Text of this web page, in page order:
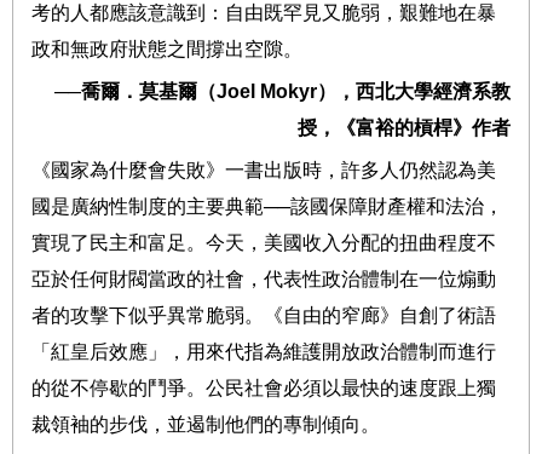
考的人都應該意識到：自由既罕見又脆弱，艱難地在暴
政和無政府狀態之間撐出空隙。
──喬爾．莫基爾（Joel Mokyr），西北大學經濟系教
授，《富裕的槓桿》作者
《國家為什麼會失敗》一書出版時，許多人仍然認為美
國是廣納性制度的主要典範──該國保障財產權和法治，
實現了民主和富足。今天，美國收入分配的扭曲程度不
亞於任何財閥當政的社會，代表性政治體制在一位煽動
者的攻擊下似乎異常脆弱。《自由的窄廊》自創了術語
「紅皇后效應」，用來代指為維護開放政治體制而進行
的從不停歇的鬥爭。公民社會必須以最快的速度跟上獨
裁領袖的步伐，並遏制他們的專制傾向。